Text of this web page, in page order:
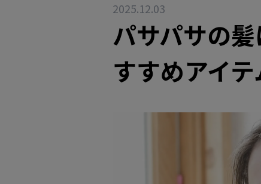
2025.12.03
パサパサの
すすめアイ